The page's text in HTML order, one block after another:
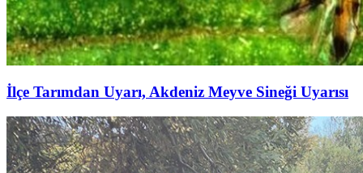
İlçe Tarımdan Uyarı, Akdeniz Meyve Sineği Uyarısı